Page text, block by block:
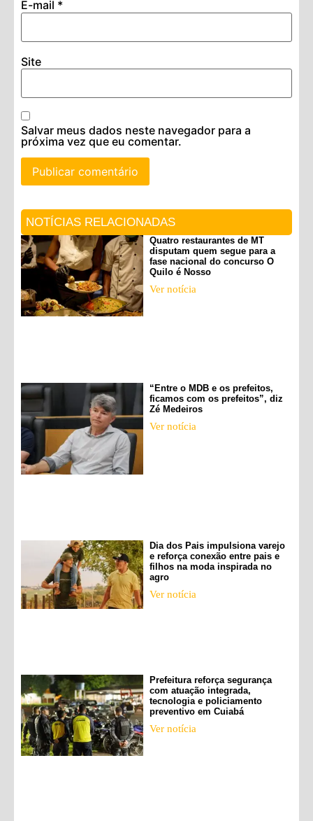
E-mail *
Site
Salvar meus dados neste navegador para a
próxima vez que eu comentar.
NOTÍCIAS RELACIONADAS
Quatro restaurantes de MT
disputam quem segue para a
fase nacional do concurso O
Quilo é Nosso
Ver notícia
“Entre o MDB e os prefeitos,
ficamos com os prefeitos”, diz
Zé Medeiros
Ver notícia
Dia dos Pais impulsiona varejo
e reforça conexão entre pais e
filhos na moda inspirada no
agro
Ver notícia
Prefeitura reforça segurança
com atuação integrada,
tecnologia e policiamento
preventivo em Cuiabá
Ver notícia